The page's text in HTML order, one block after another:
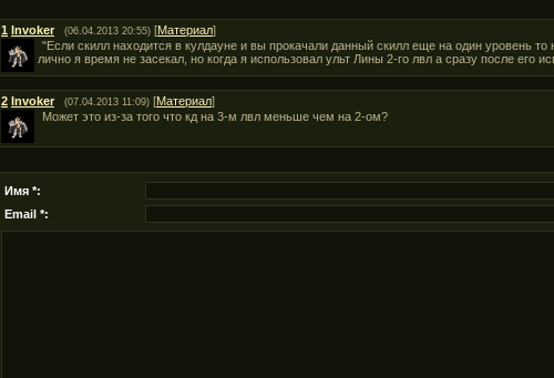
1 Invoker (06.04.2013 20:55) [Материал]
"Если скилл находится в кулдауне и вы прокачали данный скилл еще на один уровень
лично я время не засекал, но когда я использовал ульт Лины 2-го лвл а сразу после его
2 Invoker (07.04.2013 11:09) [Материал]
Может это из-за того что кд на 3-м лвл меньше чем на 2-ом?
Имя *:
Email *: